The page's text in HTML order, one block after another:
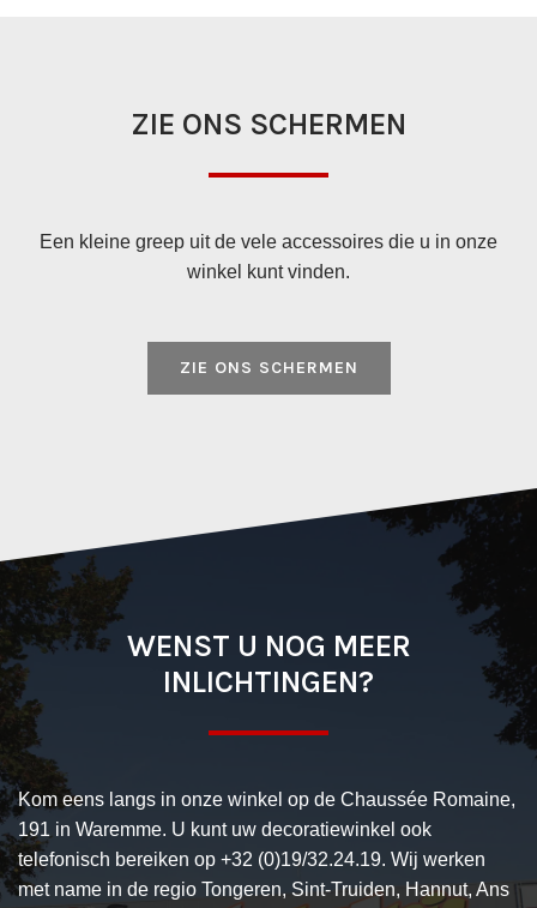
ZIE ONS SCHERMEN
Een kleine greep uit de vele accessoires die u in onze
winkel kunt vinden.
ZIE ONS SCHERMEN
WENST U NOG MEER
INLICHTINGEN?
Kom eens langs in onze winkel op de Chaussée Romaine,
191 in Waremme. U kunt uw decoratiewinkel ook
telefonisch bereiken op +32 (0)19/32.24.19. Wij werken
met name in de regio Tongeren, Sint-Truiden, Hannut, Ans